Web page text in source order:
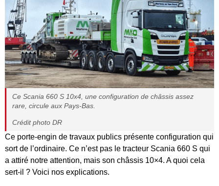
Ce Scania 660 S 10x4, une configuration de châssis assez
rare, circule aux Pays-Bas.
Crédit photo DR
Ce porte-engin de travaux publics présente configuration qui
sort de l’ordinaire. Ce n’est pas le tracteur Scania 660 S qui
a attiré notre attention, mais son châssis 10×4. A quoi cela
sert-il ? Voici nos explications.